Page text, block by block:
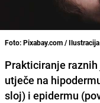
Foto: Pixabay.com / Ilustracija
Prakticiranje raznih
utječe na
sloj) i epidermu